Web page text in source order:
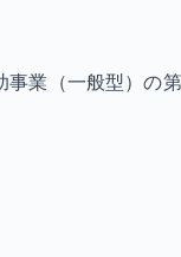
業（一般型）の